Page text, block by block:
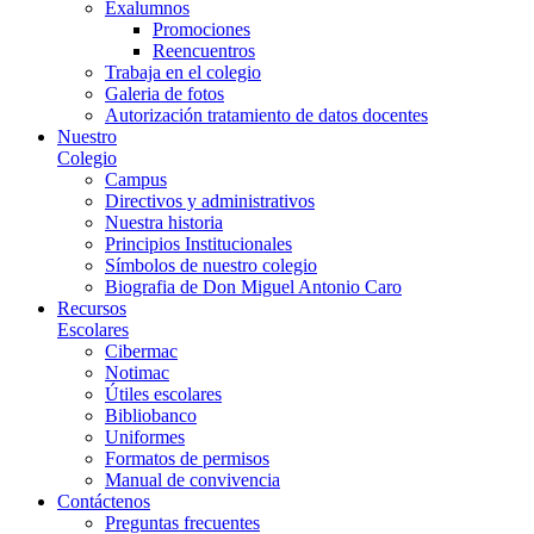
Exalumnos
Promociones
Reencuentros
Trabaja en el colegio
Galeria de fotos
Autorización tratamiento de datos docentes
Nuestro
Colegio
Campus
Directivos y administrativos
Nuestra historia
Principios Institucionales
Símbolos de nuestro colegio
Biografia de Don Miguel Antonio Caro
Recursos
Escolares
Cibermac
Notimac
Útiles escolares
Bibliobanco
Uniformes
Formatos de permisos
Manual de convivencia
Contáctenos
Preguntas frecuentes